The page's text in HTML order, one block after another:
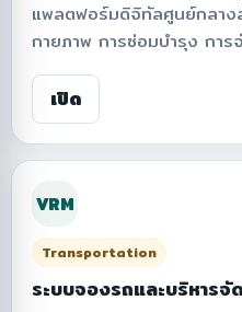
แพลตฟอร์มดิจิทัลศูนย์กลาง
กายภาพ การซ่อมบำรุง การ
สนับสนุนภายในสถาบันของ
ออนไลน์ ข่าวประชาสัมพันธ์
เครื่องมือดิจิทัลแบบบูรณากา
บริการและสนับสนุนการพัฒ
เปิด
VRM
Transportation
ระบบจองรถและบริหารจั